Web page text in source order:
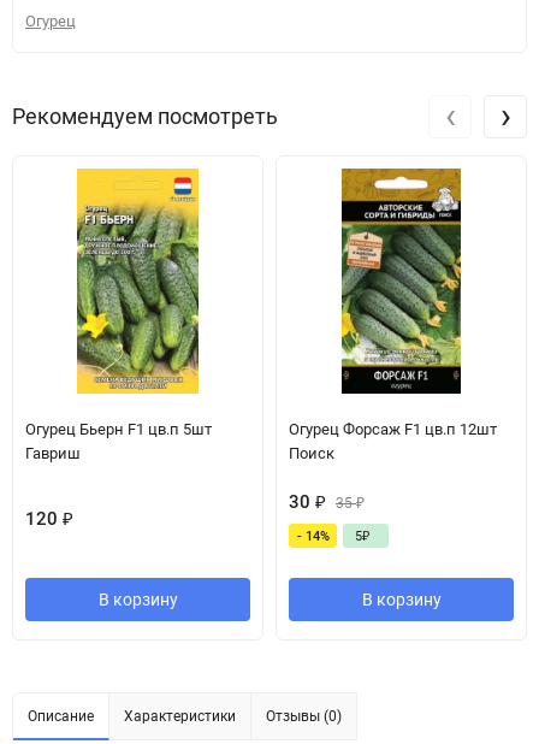
Огурец
Рекомендуем посмотреть
Огурец Бьерн F1 цв.п 5шт
Гавриш
120 ₽
В корзину
Огурец Форсаж F1 цв.п 12шт
Поиск
30 ₽ 35₽
- 14% 5₽
В корзину
‹ ›
Описание Характеристики Отзывы (0)